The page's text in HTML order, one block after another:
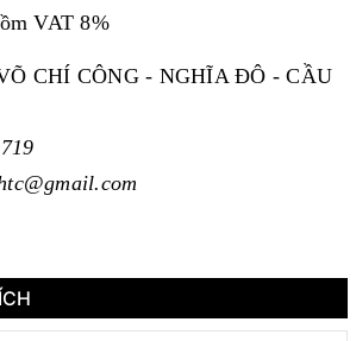
VAT 8%
CHÍ CÔNG - NGHĨA ĐÔ - CẦU